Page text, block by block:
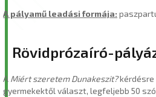
A pályamű leadási formája:
Rövidprózaíró-
A Miért szeretem Dunakeszit?kérdésre
gyermekektől választ, legfeljebb 50